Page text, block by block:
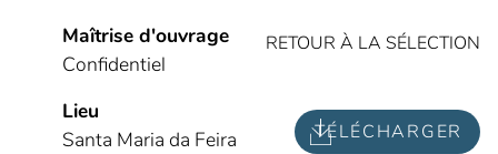
Nos 15 ans
NOTRE ACTUALITÉ
L’actu d’AsCoRéal
Maîtrise d'ouvrage
Confidentiel
Lieu
Santa Maria da Feira
RETOUR À LA SÉLECTION
TÉLÉCHARGER